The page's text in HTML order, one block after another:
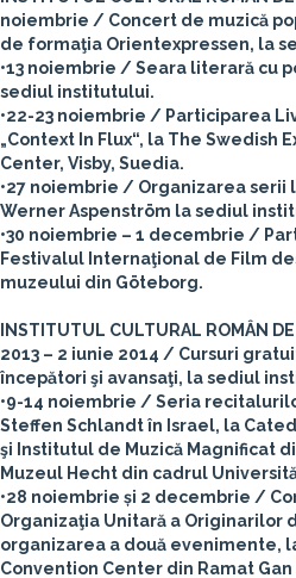
noiembrie / Concert de muzică
de formaţia Orientexpressen, la
•13 noiembrie / Seara literară cu
sediul institutului.
•22-23 noiembrie / Participarea
„Context In Flux“, la The Swedish
Center, Visby, Suedia.
•27 noiembrie / Organizarea serii
Werner Aspenström la sediul
•30 noiembrie – 1 decembrie /
Festivalul Internaţional de Film
muzeului din Göteborg.
INSTITUTUL CULTURAL ROMÂN
2013 – 2 iunie 2014 / Cursuri
începători şi avansaţi, la sediul
•9-14 noiembrie / Seria
Steffen Schlandt în Israel, la
şi Institutul de Muzică Magnificat
Muzeul Hecht din cadrul
•28 noiembrie și 2 decembrie /
Organizaţia Unitară a Originarilor
organizarea a două evenimente,
Convention Center din Ramat